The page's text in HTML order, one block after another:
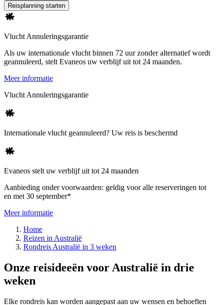
Reisplanning starten
Vlucht Annuleringsgarantie
Als uw internationale vlucht binnen 72 uur zonder alternatief wordt
geannuleerd, stelt Evaneos uw verblijf uit tot 24 maanden.
Meer informatie
Vlucht Annuleringsgarantie
Internationale vlucht geannuleerd? Uw reis is beschermd
Evaneos stelt uw verblijf uit tot 24 maanden
Aanbieding onder voorwaarden: geldig voor alle reserveringen tot
en met 30 september*
Meer informatie
Home
Reizen in Australië
Rondreis Australië in 3 weken
Onze reisideeën voor Australië in drie
weken
Elke rondreis kan worden aangepast aan uw wensen en behoeften